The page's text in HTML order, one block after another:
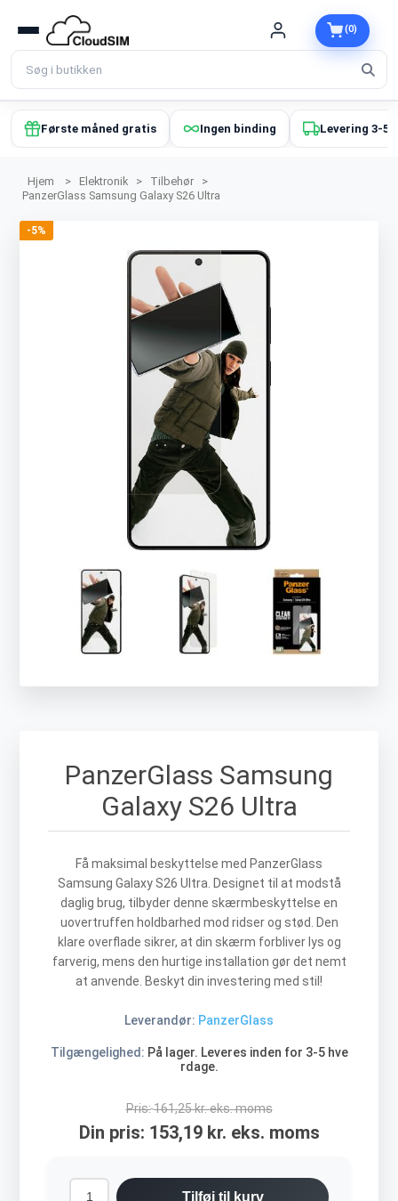
(0)
Første måned gratis Ingen binding Levering 3-5
Hjem > Elektronik > Tilbehør
>
PanzerGlass Samsung Galaxy S26 Ultra
-5%
PanzerGlass Samsung
Galaxy S26 Ultra
Få maksimal beskyttelse med PanzerGlass
Samsung Galaxy S26 Ultra. Designet til at modstå
daglig brug, tilbyder denne skærmbeskyttelse en
uovertruffen holdbarhed mod ridser og stød. Den
klare overflade sikrer, at din skærm forbliver lys og
farverig, mens den hurtige installation gør det nemt
at anvende. Beskyt din investering med stil!
Leverandør: PanzerGlass
Tilgængelighed: På lager. Leveres inden for 3-5 hve
rdage.
Pris:161,25 kr. eks. moms
Din pris: 153,19 kr. eks. moms
Tilføj til kurv